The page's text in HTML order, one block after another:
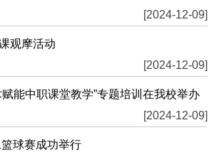
[2024-12-09]
观摩活动
[2024-12-09]
能中职课堂教学”专题培训在我校举办
[2024-12-09]
球赛成功举行